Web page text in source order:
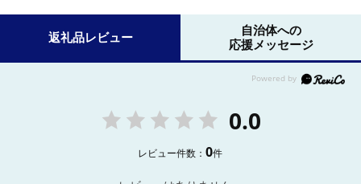
返礼品レビュー
自治体への
応援メッセージ
0.0
レビュー件数：0件